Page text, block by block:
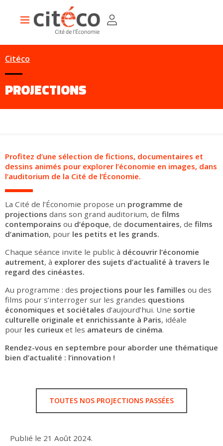
Main
Citéco
PROJECTIONS
Profitez d’une sélection de fictions, documentaires et
dessins animés pour explorer l’économie en images, dans
l’auditorium de la Cité de l’Économie.
La Cité de l’Économie propose un programme de
projections dans son grand auditorium, de films
contemporains ou d’époque, de documentaires, de films
d’animation, pour les petits et les grands.
Chaque séance invite le public à découvrir l’économie
autrement, à explorer des sujets d’actualité à travers le
regard des cinéastes.
Au programme : des projections pour les familles ou des
films pour s’interroger sur les grandes questions
économiques et sociétales d’aujourd’hui. Une sortie
culturelle originale et enrichissante à Paris, idéale
pour les curieux et les amateurs de cinéma.
Rendez-vous en septembre pour aborder une thématique
bien d’actualité : l’innovation !
TOUTES NOS PROJECTIONS PASSÉES
Publié le 21 Août 2024.
Panneau de gestion des cookies